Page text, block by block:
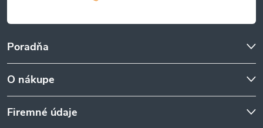
Poradňa
O nákupe
Firemné údaje